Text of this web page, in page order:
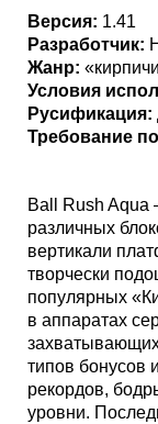
Версия: 1.41
Разработчик:
Жанр:
Условия
Русификация:
Требование
Ball Rush Aqua
различных
вертикали
творчески
популярных
в аппаратах
типов бонусов
рекордов,
уровни.